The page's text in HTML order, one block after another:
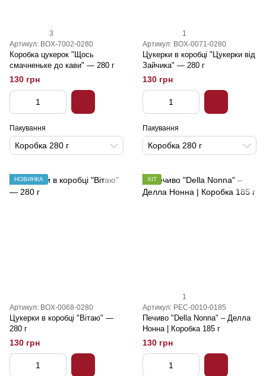
3
Артикул: BOX-7002-0280
Коробка цукерок "Щось
смачненьке до кави" — 280 г
130 грн
Пакування
Коробка 280 г
1
Артикул: BOX-0071-0280
Цукерки в коробці "Цукерки від
Зайчика" — 280 г
130 грн
Пакування
Коробка 280 г
НОВИНКА
Артикул: BOX-0068-0280
Цукерки в коробці "Вітаю" —
280 г
130 грн
ХІТ
1
Артикул: PEC-0010-0185
Печиво "Della Nonna" – Делла
Нонна | Коробка 185 г
130 грн